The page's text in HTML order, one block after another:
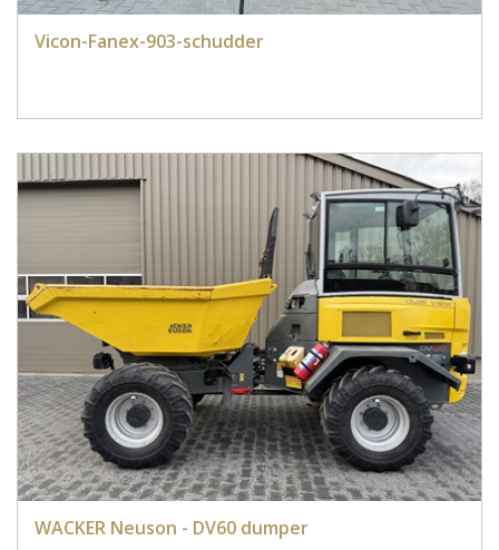
Vicon-Fanex-903-schudder
WACKER Neuson - DV60 dumper